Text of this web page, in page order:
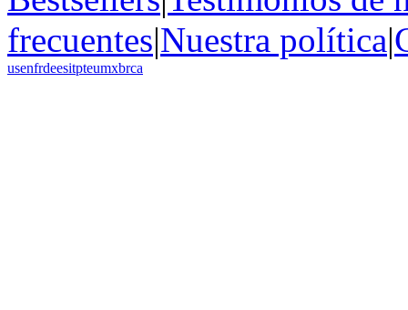
frecuentes|Nuestra política|
usenfrdeesitpteumxbrca